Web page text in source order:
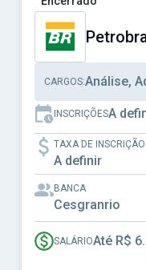
CARGOS:Análise,
INSCRIÇÕESA
TAXA DE INSCRIÇÃO
A definir
BANCA
Cesgranrio
SALÁRIOAté R$